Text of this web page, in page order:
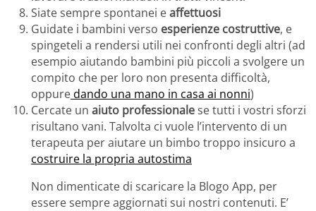
Siate sempre spontanei eaffettuosi
Guidate i bambini verso esperienze costruttive, e
spingeteli a rendersi utili nei confronti degli altri (ad
esempio aiutando bambini più piccoli a svolgere un
compito che per loro non presenta difficoltà,
oppuredando una mano in casa ai nonni)
Cercate un aiuto professionalese tutti i vostri sforzi
risultano vani. Talvolta ci vuole l’intervento di un
terapeuta per aiutare un bimbo troppo insicuro a
costruire la propria autostima
Non dimenticate di scaricare la Blogo App, per
essere sempre aggiornati sui nostri contenuti. E’